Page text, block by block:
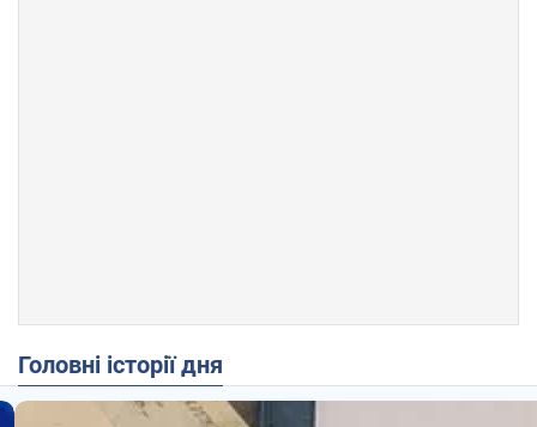
Головні історії дня